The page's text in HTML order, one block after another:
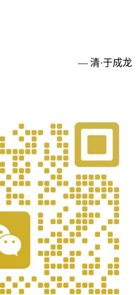
— 清·于成龙